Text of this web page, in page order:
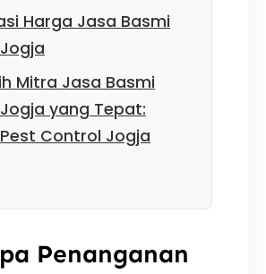
Harga Jasa Basmi
Mitra Jasa Basmi
yang Tepat:
Control Jogja
Penanganan